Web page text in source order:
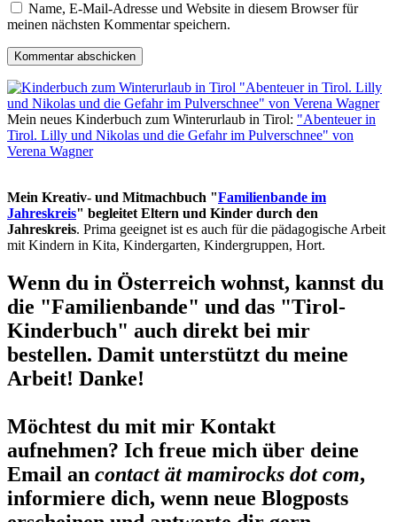
Name, E-Mail-Adresse und Website in diesem Browser für
meinen nächsten Kommentar speichern.
Mein neues Kinderbuch zum Winterurlaub in Tirol: "Abenteuer in
Tirol. Lilly und Nikolas und die Gefahr im Pulverschnee" von
Verena Wagner
Mein Kreativ- und Mitmachbuch "Familienbande im
Jahreskreis" begleitet Eltern und Kinder durch den
Jahreskreis. Prima geeignet ist es auch für die pädagogische Arbeit
mit Kindern in Kita, Kindergarten, Kindergruppen, Hort.
Wenn du in Österreich wohnst, kannst du
die "Familienbande" und das "Tirol-
Kinderbuch" auch direkt bei mir
bestellen. Damit unterstützt du meine
Arbeit! Danke!
Möchtest du mit mir Kontakt
aufnehmen? Ich freue mich über deine
Email an contact ät mamirocks dot com,
informiere dich, wenn neue Blogposts